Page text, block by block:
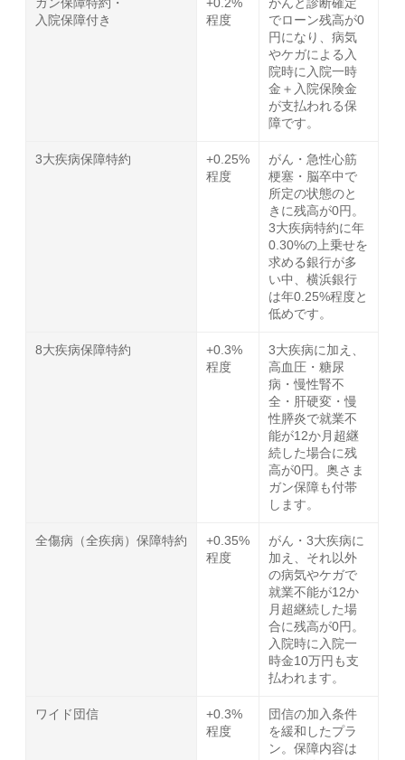
ガン保障特約・
入院保障付き
+0.2%
程度
がんと診断確定
でローン残高が0
円になり、病気
やケガによる入
院時に入院一時
金＋入院保険金
が支払われる保
障です。
3大疾病保障特約
+0.25%
程度
がん・急性心筋
梗塞・脳卒中で
所定の状態のと
きに残高が0円。
3大疾病特約に年
0.30%の上乗せを
求める銀行が多
い中、横浜銀行
は年0.25%程度と
低めです。
8大疾病保障特約
+0.3%
程度
3大疾病に加え、
高血圧・糖尿
病・慢性腎不
全・肝硬変・慢
性膵炎で就業不
能が12か月超継
続した場合に残
高が0円。奥さま
ガン保障も付帯
します。
全傷病（全疾病）保障特約
+0.35%
程度
がん・3大疾病に
加え、それ以外
の病気やケガで
就業不能が12か
月超継続した場
合に残高が0円。
入院時に入院一
時金10万円も支
払われます。
ワイド団信
+0.3%
程度
団信の加入条件
を緩和したプラ
ン。保障内容は